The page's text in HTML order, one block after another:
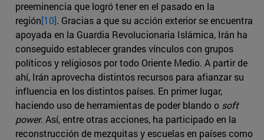
preeminencia que logró tener en el pasado en la
región[10]. Gracias a que su acción exterior se encuentra
apoyada en la Guardia Revolucionaria Islámica, Irán ha
conseguido establecer grandes vínculos con grupos
políticos y religiosos por todo Oriente Medio. A partir de
ahí, Irán aprovecha distintos recursos para afianzar su
influencia en los distintos países. En primer lugar,
haciendo uso de herramientas de poder blando o soft
power. Así, entre otras acciones, ha participado en la
reconstrucción de mezquitas y escuelas en países como